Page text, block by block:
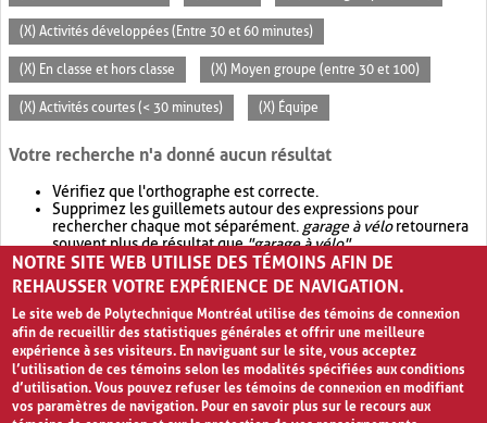
(X) Activités développées (Entre 30 et 60 minutes)
(X) En classe et hors classe (X) Moyen groupe (entre 30 et 100)
(X) Activités courtes (< 30 minutes) (X) Équipe
Votre recherche n'a donné aucun résultat
Vérifiez que l'orthographe est correcte.
Supprimez les guillemets autour des expressions pour
rechercher chaque mot séparément. garage à véloretournera
souvent plus de résultat que"garage à vélo".
Envisagez d'élargir votre recherche avec OR.garage OR vélo
retournera souvent plus de résultat quegarage à vélo
NOTRE SITE WEB UTILISE DES TÉMOINS AFIN DE
REHAUSSER VOTRE EXPÉRIENCE DE NAVIGATION.
Le site web de Polytechnique Montréal utilise des témoins de connexion
afin de recueillir des statistiques générales et offrir une meilleure
expérience à ses visiteurs. En naviguant sur le site, vous acceptez
l’utilisation de ces témoins selon les modalités spécifiées aux conditions
d’utilisation. Vous pouvez refuser les témoins de connexion en modifiant
vos paramètres de navigation. Pour en savoir plus sur le recours aux